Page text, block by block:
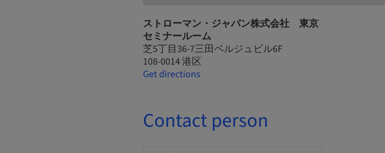
ストローマン・ジャパン株式会社 東京
セミナールーム
芝5丁目36-7三田ベルジュビル6F
108-0014 港区
Get directions
Contact person